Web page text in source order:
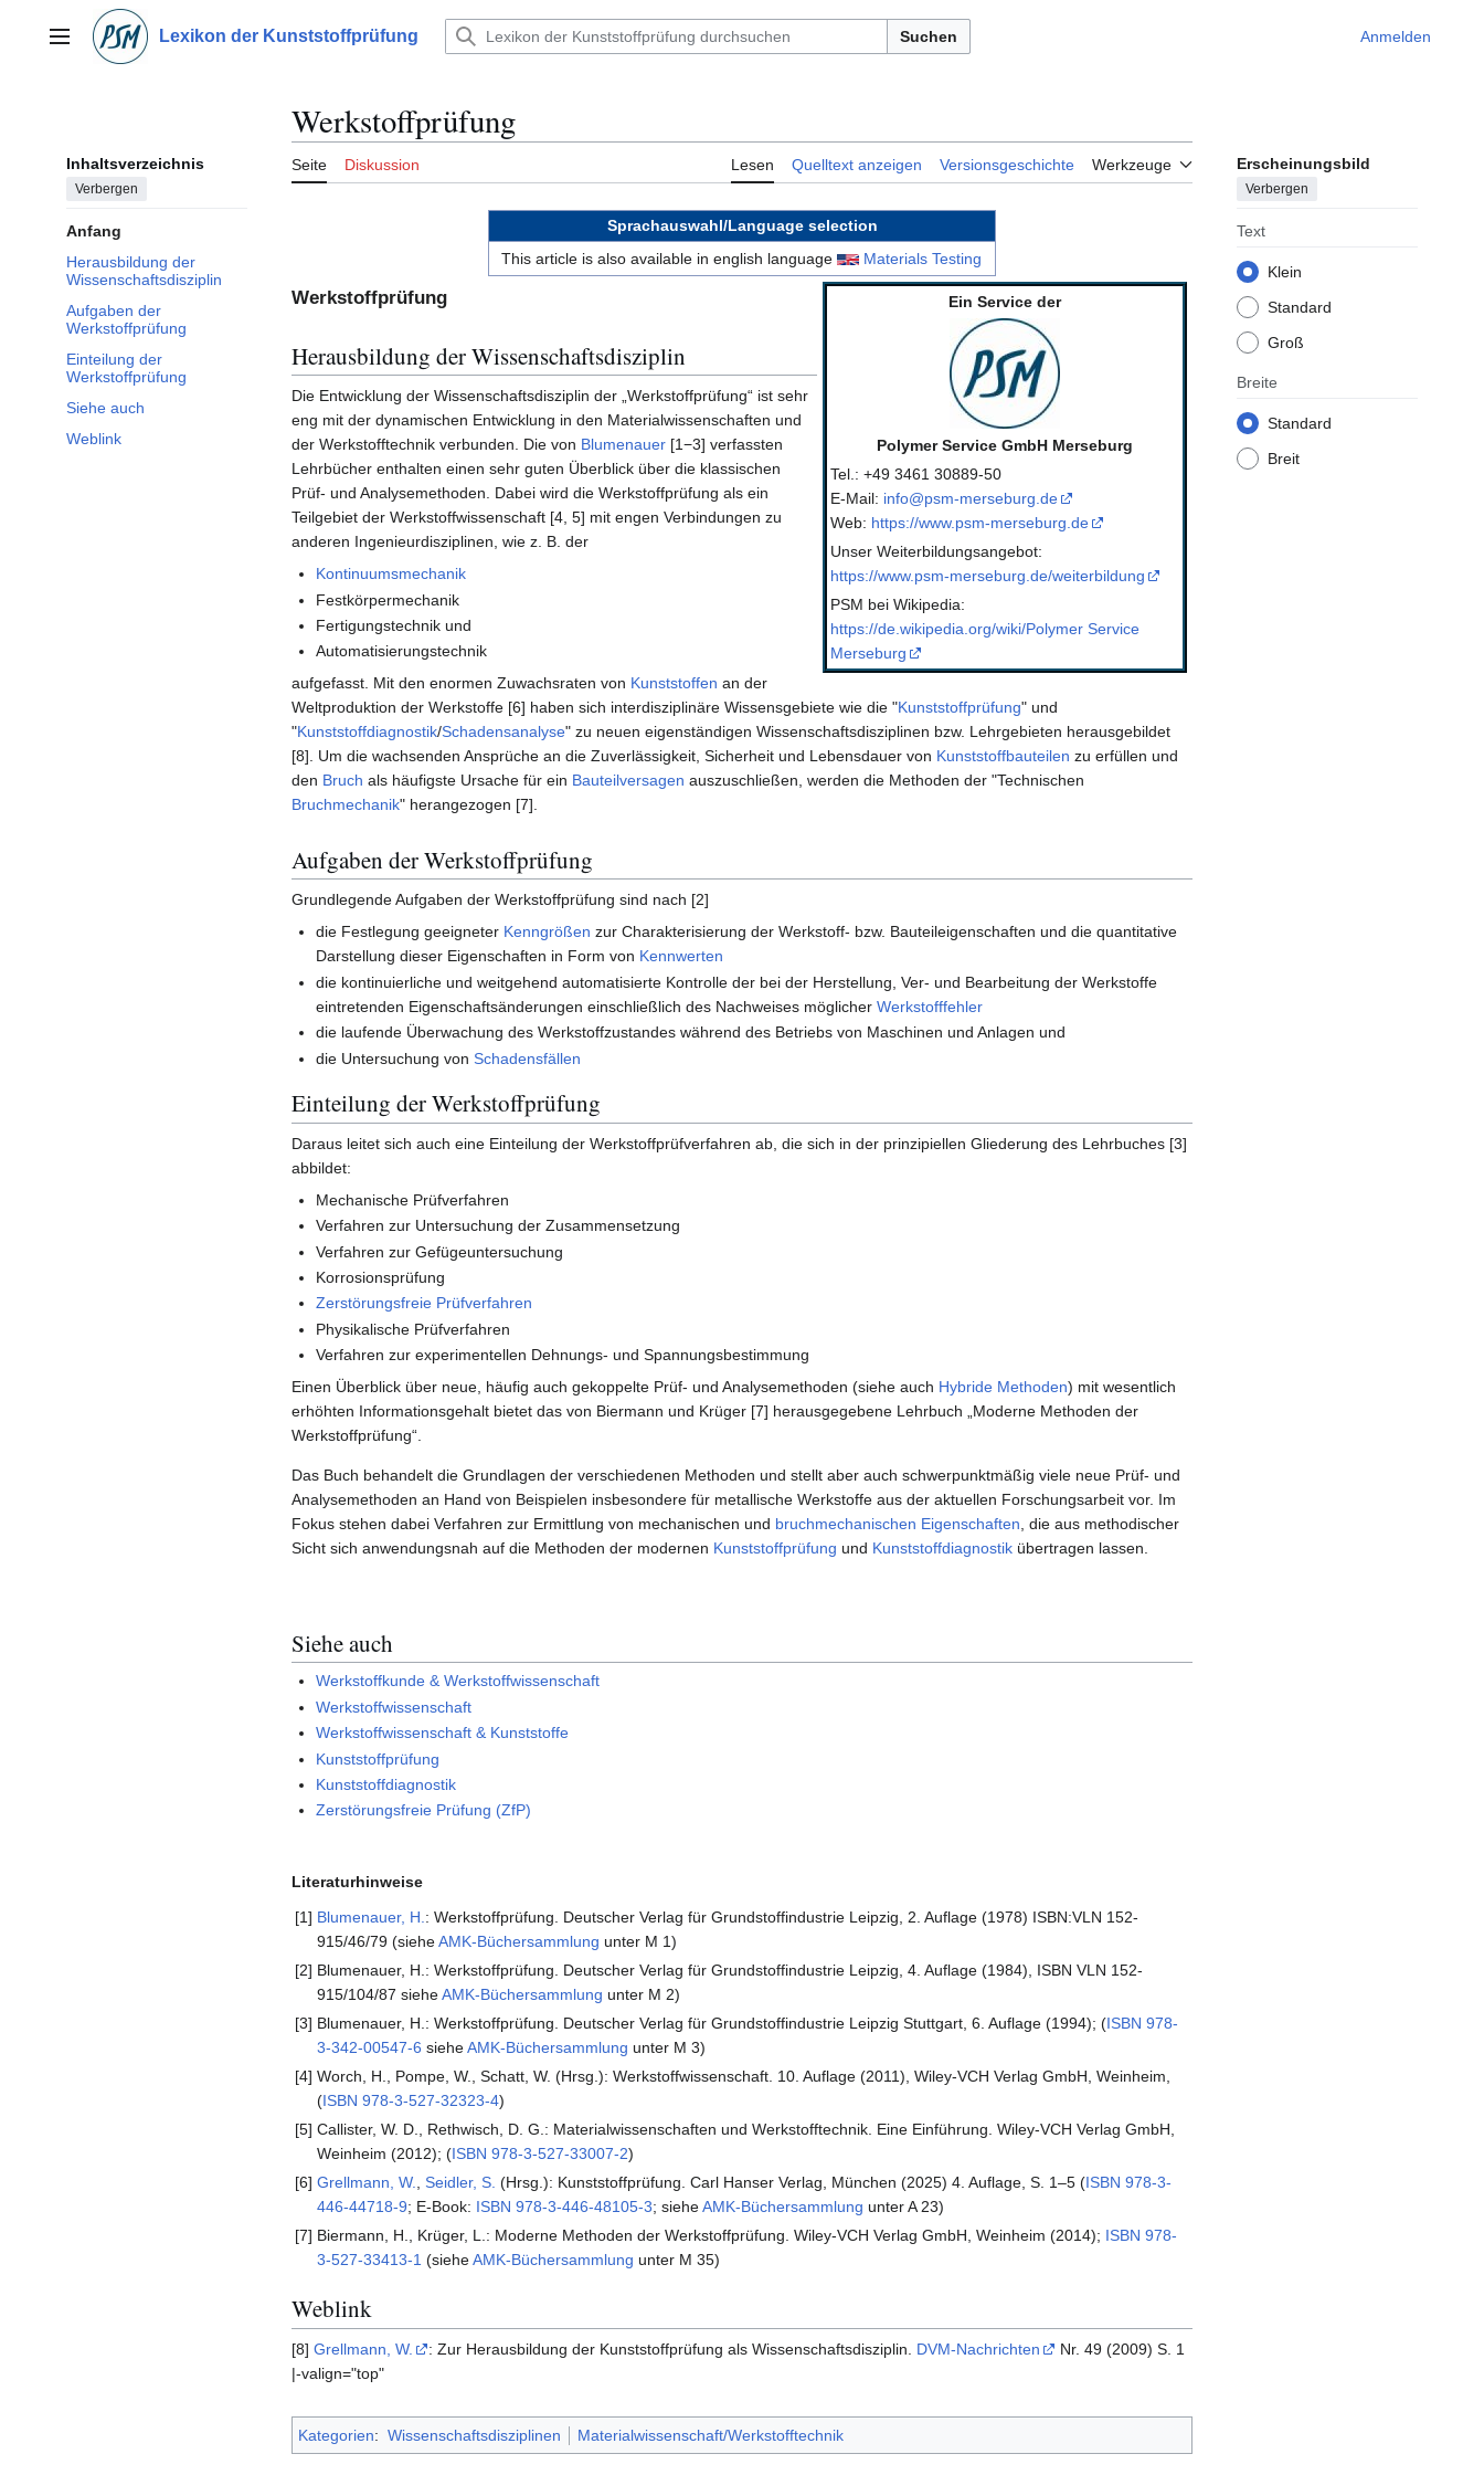
springenHauptmenü Lexikon der Kunststoffprüfung Suchen Anmelden
Inhaltsverzeichnis
Verbergen
Anfang
Herausbildung der
Wissenschaftsdisziplin
Aufgaben der
Werkstoffprüfung
Einteilung der
Werkstoffprüfung
Siehe auch
Weblink
Werkstoffprüfung
Seite Diskussion Lesen Quelltext anzeigen Versionsgeschichte Werkzeuge Erscheinungsbild
Verbergen
Text
Klein
Standard
Groß
Breite
Standard
Breit
Sprachauswahl/Language selection
This article is also available in english language
Materials Testing
Ein Service der
Polymer Service GmbH Merseburg
Tel.: +49 3461 30889-50
E-Mail: info@psm-merseburg.de
Web: https://www.psm-merseburg.de
Unser Weiterbildungsangebot:
https://www.psm-merseburg.de/weiterbildung
PSM bei Wikipedia:
https://de.wikipedia.org/wiki/Polymer Service
Merseburg
Werkstoffprüfung
Herausbildung der Wissenschaftsdisziplin
Die Entwicklung der Wissenschaftsdisziplin der „Werkstoffprüfung“ ist sehr
eng mit der dynamischen Entwicklung in den Materialwissenschaften und
der Werkstofftechnik verbunden. Die von Blumenauer [1−3] verfassten
Lehrbücher enthalten einen sehr guten Überblick über die klassischen
Prüf- und Analysemethoden. Dabei wird die Werkstoffprüfung als ein
Teilgebiet der Werkstoffwissenschaft [4, 5] mit engen Verbindungen zu
anderen Ingenieurdisziplinen, wie z. B. der
Kontinuumsmechanik
Festkörpermechanik
Fertigungstechnik und
Automatisierungstechnik
aufgefasst. Mit den enormen Zuwachsraten von Kunststoffen an der
Weltproduktion der Werkstoffe [6] haben sich interdisziplinäre Wissensgebiete wie die "Kunststoffprüfung" und
"Kunststoffdiagnostik/Schadensanalyse" zu neuen eigenständigen Wissenschaftsdisziplinen bzw. Lehrgebieten herausgebildet
[8]. Um die wachsenden Ansprüche an die Zuverlässigkeit, Sicherheit und Lebensdauer von Kunststoffbauteilen zu erfüllen und
den Bruch als häufigste Ursache für ein Bauteilversagen auszuschließen, werden die Methoden der "Technischen
Bruchmechanik" herangezogen [7].
Aufgaben der Werkstoffprüfung
Grundlegende Aufgaben der Werkstoffprüfung sind nach [2]
die Festlegung geeigneter Kenngrößen zur Charakterisierung der Werkstoff- bzw. Bauteileigenschaften und die quantitative
Darstellung dieser Eigenschaften in Form von Kennwerten
die kontinuierliche und weitgehend automatisierte Kontrolle der bei der Herstellung, Ver- und Bearbeitung der Werkstoffe
eintretenden Eigenschaftsänderungen einschließlich des Nachweises möglicherWerkstofffehler
die laufende Überwachung des Werkstoffzustandes während des Betriebs von Maschinen und Anlagen und
die Untersuchung vonSchadensfällen
Einteilung der Werkstoffprüfung
Daraus leitet sich auch eine Einteilung der Werkstoffprüfverfahren ab, die sich in der prinzipiellen Gliederung des Lehrbuches [3]
abbildet:
Mechanische Prüfverfahren
Verfahren zur Untersuchung der Zusammensetzung
Verfahren zur Gefügeuntersuchung
Korrosionsprüfung
Zerstörungsfreie Prüfverfahren
Physikalische Prüfverfahren
Verfahren zur experimentellen Dehnungs- und Spannungsbestimmung
Einen Überblick über neue, häufig auch gekoppelte Prüf- und Analysemethoden (siehe auch Hybride Methoden) mit wesentlich
erhöhten Informationsgehalt bietet das von Biermann und Krüger [7] herausgegebene Lehrbuch „Moderne Methoden der
Werkstoffprüfung“.
Das Buch behandelt die Grundlagen der verschiedenen Methoden und stellt aber auch schwerpunktmäßig viele neue Prüf- und
Analysemethoden an Hand von Beispielen insbesondere für metallische Werkstoffe aus der aktuellen Forschungsarbeit vor. Im
Fokus stehen dabei Verfahren zur Ermittlung von mechanischen und bruchmechanischen Eigenschaften , die aus methodischer
Sicht sich anwendungsnah auf die Methoden der modernen Kunststoffprüfung und Kunststoffdiagnostik übertragen lassen.
Siehe auch
Werkstoffkunde & Werkstoffwissenschaft
Werkstoffwissenschaft
Werkstoffwissenschaft & Kunststoffe
Kunststoffprüfung
Kunststoffdiagnostik
Zerstörungsfreie Prüfung (ZfP)
Literaturhinweise
[1] Blumenauer, H.: Werkstoffprüfung. Deutscher Verlag für Grundstoffindustrie Leipzig, 2. Auflage (1978) ISBN:VLN 152-
915/46/79 (sieheAMK-Büchersammlung unter M 1)
[2] Blumenauer, H.: Werkstoffprüfung. Deutscher Verlag für Grundstoffindustrie Leipzig, 4. Auflage (1984), ISBN VLN 152-
915/104/87 sieheAMK-Büchersammlung unter M 2)
[3] Blumenauer, H.: Werkstoffprüfung. Deutscher Verlag für Grundstoffindustrie Leipzig Stuttgart, 6. Auflage (1994); (ISBN 978-
3-342-00547-6 sieheAMK-Büchersammlung unter M 3)
[4] Worch, H., Pompe, W., Schatt, W. (Hrsg.): Werkstoffwissenschaft. 10. Auflage (2011), Wiley-VCH Verlag GmbH, Weinheim,
(ISBN 978-3-527-32323-4)
[5] Callister, W. D., Rethwisch, D. G.: Materialwissenschaften und Werkstofftechnik. Eine Einführung. Wiley-VCH Verlag GmbH,
Weinheim (2012); (ISBN 978-3-527-33007-2)
[6] Grellmann, W., Seidler, S. (Hrsg.): Kunststoffprüfung. Carl Hanser Verlag, München (2025) 4. Auflage, S. 1–5 (ISBN 978-3-
446-44718-9; E-Book: ISBN 978-3-446-48105-3; sieheAMK-Büchersammlung unter A 23)
[7] Biermann, H., Krüger, L.: Moderne Methoden der Werkstoffprüfung. Wiley-VCH Verlag GmbH, Weinheim (2014); ISBN 978-
3-527-33413-1 (sieheAMK-Büchersammlung unter M 35)
Weblink
[8] Grellmann, W. : Zur Herausbildung der Kunststoffprüfung als Wissenschaftsdisziplin. DVM-Nachrichten
Nr. 49 (2009) S. 1
|-valign="top"
Kategorien: Wissenschaftsdisziplinen Materialwissenschaft/Werkstofftechnik